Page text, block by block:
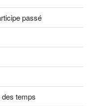
passé
temps